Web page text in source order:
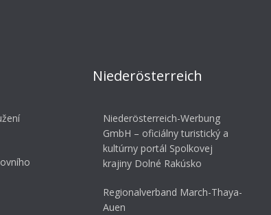
Niederösterreich
Niederösterreich-Werbung
GmbH – oficiálny turistický a
kultúrny portál Spolkovej
krajiny Dolné Rakúsko
Regionalverband March-Thaya-
Auen